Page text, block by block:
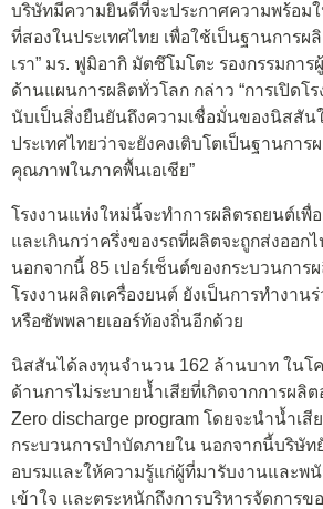
บริษัทมีความยินดีที่จะประกาศความพร้อมใ
ที่สองในประเทศไทย เพื่อใช้เป็นฐานการผ
เรา” มร. ฟูมิอากิ มัตซึโมโตะ รองกรรมกา
ด้านแผนการผลิตทั่วโลก กล่าว “การเปิดโ
นับเป็นสิ่งยืนยันถึงความเชื่อมั่นของนิสสัน
ประเทศไทยว่าจะยังคงเติบโตเป็นฐานกา
คุณภาพในภาคพื้นเอเชีย”
โรงงานแห่งใหม่นี้จะทำการผลิตรถยนต์เพื่
และเกินกว่าครึ่งของรถที่ผลิตจะถูกส่งออก
นอกจากนี้ 85 เปอร์เซ็นต์ของกระบวนการ
โรงงานผลิตเครื่องยนต์ ยังเป็นการทำงา
หรือซัพพลายเออร์ท้องถิ่นอีกด้วย
นิสสันได้ลงทุนจำนวน 162 ล้านบาท ในโ
ด้านการไม่ระบายน้ำเสียที่เกิดจากการผลิ
Zero discharge program โดยจะนำน้ำเสี
กระบวนการบำบัดภายใน นอกจากนี้บริษัท
อบรมและให้ความรู้แก่ผู้ที่มารับงานและพนั
เข้าใจ และตระหนักถึงการบริหารจัดการข